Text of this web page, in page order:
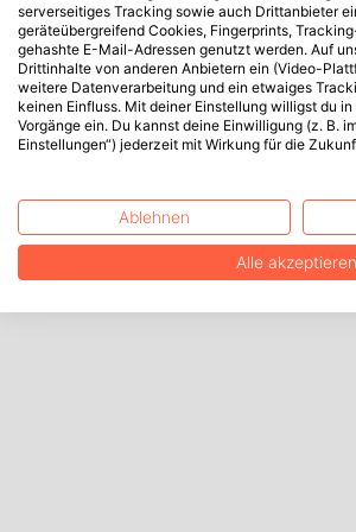
serverseitiges Tracking sowie auch Drittanbieter
geräteübergreifend Cookies, Fingerprints,
gehashte E-Mail-Adressen genutzt werden. Auf
Drittinhalte von anderen Anbietern ein (Video-
weitere Datenverarbeitung und ein etwaiges
keinen Einfluss. Mit deiner Einstellung willigst du
Vorgänge ein. Du kannst deine Einwilligung (z. B.
Einstellungen“) jederzeit mit Wirkung für die
Ablehnen
Alle akzeptieren